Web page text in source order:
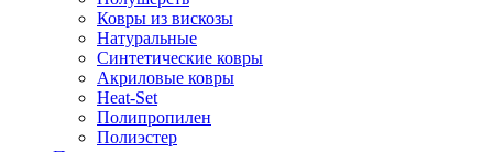
Ковры из вискозы
Натуральные
Синтетические ковры
Акриловые ковры
Heat-Set
Полипропилен
Полиэстер